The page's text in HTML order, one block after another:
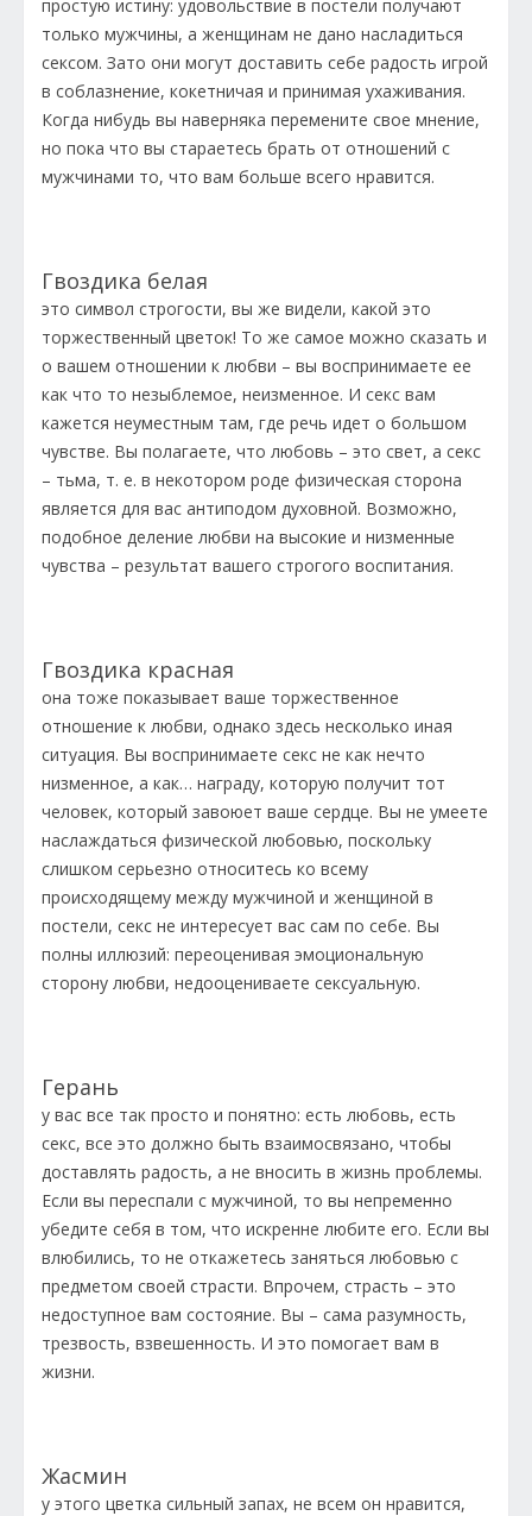
простую истину: удовольствие в постели получают
только мужчины, а женщинам не дано насладиться
сексом. Зато они могут доставить себе радость игрой
в соблазнение, кокетничая и принимая ухаживания.
Когда нибудь вы наверняка перемените свое мнение,
но пока что вы стараетесь брать от отношений с
мужчинами то, что вам больше всего нравится.
Гвоздика белая
это символ строгости, вы же видели, какой это
торжественный цветок! То же самое можно сказать и
о вашем отношении к любви – вы воспринимаете ее
как что то незыблемое, неизменное. И секс вам
кажется неуместным там, где речь идет о большом
чувстве. Вы полагаете, что любовь – это свет, а секс
– тьма, т. е. в некотором роде физическая сторона
является для вас антиподом духовной. Возможно,
подобное деление любви на высокие и низменные
чувства – результат вашего строгого воспитания.
Гвоздика красная
она тоже показывает ваше торжественное
отношение к любви, однако здесь несколько иная
ситуация. Вы воспринимаете секс не как нечто
низменное, а как… награду, которую получит тот
человек, который завоюет ваше сердце. Вы не умеете
наслаждаться физической любовью, поскольку
слишком серьезно относитесь ко всему
происходящему между мужчиной и женщиной в
постели, секс не интересует вас сам по себе. Вы
полны иллюзий: переоценивая эмоциональную
сторону любви, недооцениваете сексуальную.
Герань
у вас все так просто и понятно: есть любовь, есть
секс, все это должно быть взаимосвязано, чтобы
доставлять радость, а не вносить в жизнь проблемы.
Если вы переспали с мужчиной, то вы непременно
убедите себя в том, что искренне любите его. Если вы
влюбились, то не откажетесь заняться любовью с
предметом своей страсти. Впрочем, страсть – это
недоступное вам состояние. Вы – сама разумность,
трезвость, взвешенность. И это помогает вам в
жизни.
Жасмин
у этого цветка сильный запах, не всем он нравится,